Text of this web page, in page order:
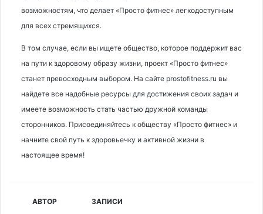
возможностям, что делает «Просто фитнес» легкодоступным
для всех стремящихся.
В том случае, если вы ищете общество, которое поддержит вас
на пути к здоровому образу жизни, проект «Просто фитнес»
станет превосходным выбором. На сайте prostofitness.ru вы
найдете все надобные ресурсы для достижения своих задач и
имеете возможность стать частью дружной команды
сторонников. Присоединяйтесь к обществу «Просто фитнес» и
начните свой путь к здоровьечку и активной жизни в
настоящее время!
АВТОР ЗАПИСИ